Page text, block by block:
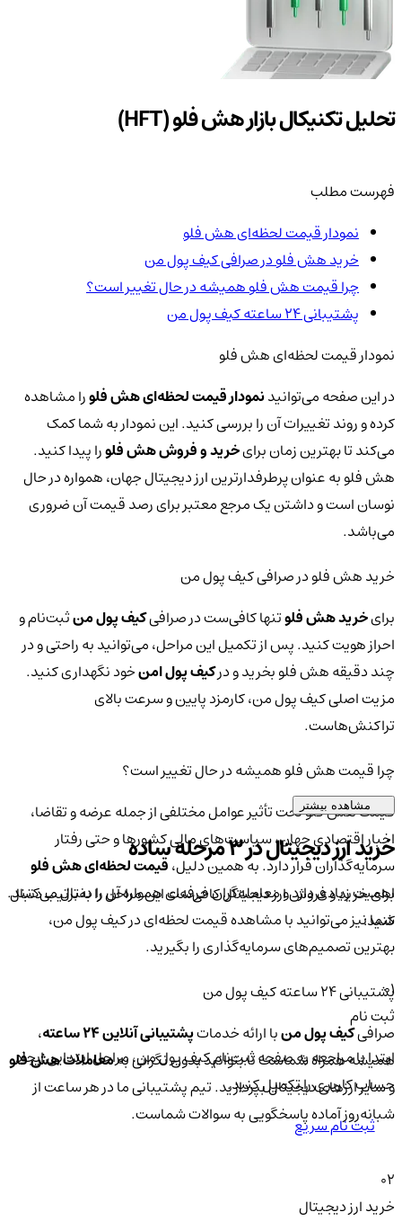
تحلیل تکنیکال بازار هش فلو (HFT)
فهرست مطلب
نمودار قیمت لحظه‌ای هش فلو
خرید هش فلو در صرافی کیف پول من
چرا قیمت هش فلو همیشه در حال تغییر است؟
پشتیبانی ۲۴ ساعته کیف پول من
نمودار قیمت لحظه‌ای هش فلو
در این صفحه می‌توانیدنمودار قیمت لحظه‌ای هش فلورا مشاهده
کرده و روند تغییرات آن را بررسی کنید. این نمودار به شما کمک
می‌کند تا بهترین زمان برایخرید و فروش هش فلورا پیدا کنید.
هش فلو به عنوان پرطرفدارترین ارز دیجیتال جهان، همواره در حال
نوسان است و داشتن یک مرجع معتبر برای رصد قیمت آن ضروری
می‌باشد.
خرید هش فلو در صرافی کیف پول من
برایخرید هش فلوتنها کافی‌ست در صرافیکیف پول منثبت‌نام و
احراز هویت کنید. پس از تکمیل این مراحل، می‌توانید به راحتی و در
چند دقیقه هش فلو بخرید و درکیف پول امنخود نگهداری کنید.
مزیت اصلی کیف پول من، کارمزد پایین و سرعت بالای
تراکنش‌هاست.
چرا قیمت هش فلو همیشه در حال تغییر است؟
قیمت هش فلو تحت تأثیر عوامل مختلفی از جمله عرضه و تقاضا،
اخبار اقتصادی جهان، سیاست‌های مالی کشورها و حتی رفتار
سرمایه‌گذاران قرار دارد. به همین دلیل،قیمت لحظه‌ای هش فلو
اهمیت زیادی دارد و معامله‌گران حرفه‌ای همواره آن را دنبال می‌کنند.
شما نیز می‌توانید با مشاهده قیمت لحظه‌ای در کیف پول من،
بهترین تصمیم‌های سرمایه‌گذاری را بگیرید.
پشتیبانی ۲۴ ساعته کیف پول من
صرافیکیف پول منبا ارائه خدماتپشتیبانی آنلاین ۲۴ ساعته
،
همیشه همراه شماست تا بتوانید بدون نگرانی بهمعاملات هش فلو
و سایر ارزهای دیجیتال بپردازید. تیم پشتیبانی ما در هر ساعت از
شبانه‌روز آماده پاسخگویی به سوالات شماست.
مشاهده بیشتر
خرید ارز دیجیتال در 3 مرحله ساده
برای خرید و فروش ارز دیجیتال کافی‌ست این مراحل را به‌ترتیب دنبال
کنید:
01
ثبت نام
ابتدا با مراجعه به صفحه ثبت‌نام کیف‌ پول من، مراحل ابتدایی ایجاد
حساب کاربری را تکمیل کنید.
ثبت نام سریع
02
خرید ارز دیجیتال